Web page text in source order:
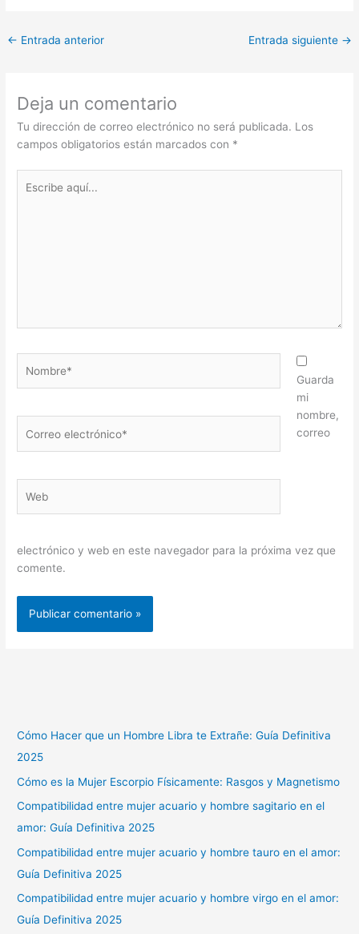
← Entrada anterior Entrada siguiente →
Deja un comentario
Tu dirección de correo electrónico no será publicada. Los
campos obligatorios están marcados con *
aquí...
electrónico*
Guarda
mi
nombre,
correo
electrónico y web en este navegador para la próxima vez que
comente.
Cómo Hacer que un Hombre Libra te Extrañe: Guía Definitiva
2025
Cómo es la Mujer Escorpio Físicamente: Rasgos y Magnetismo
Compatibilidad entre mujer acuario y hombre sagitario en el
amor: Guía Definitiva 2025
Compatibilidad entre mujer acuario y hombre tauro en el amor:
Guía Definitiva 2025
Compatibilidad entre mujer acuario y hombre virgo en el amor:
Guía Definitiva 2025